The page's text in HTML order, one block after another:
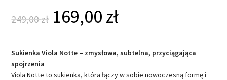
249,00zł 169,00 zł
Sukienka Viola Notte – zmysłowa, subtelna, przyciągająca
spojrzenia
Viola Notte to sukienka, która łączy w sobie nowoczesną formę i